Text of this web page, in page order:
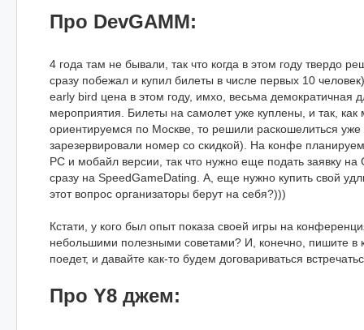
Про DevGAMM:
4 года там не бывали, так что когда в этом году твердо
сразу побежал и купил билеты в числе первых 10
early bird цена в этом году, имхо, весьма демократичная
мероприятия. Билеты на самолет уже куплены, и так,
ориентируемся по Москве, то решили раскошелиться уже
зарезервировали номер со скидкой). На конфе
PC и мобайл версии, так что нужно еще подать заявку
сразу на SpeedGameDating. А, еще нужно купить свой
этот вопрос организаторы берут на себя?)))
Кстати, у кого был опыт показа своей игры на
небольшими полезными советами? И, конечно, пишите в
поедет, и давайте как-то будем договариваться
Про Y8 джем: